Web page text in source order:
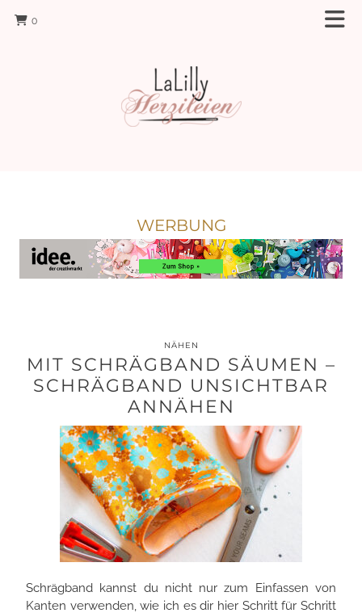
0
WERBUNG
NÄHEN
MIT SCHRÄGBAND SÄUMEN –
SCHRÄGBAND UNSICHTBAR
ANNÄHEN
Schrägband kannst du nicht nur zum Einfassen von
Kanten verwenden, wie ich es dir hier Schritt für Schritt